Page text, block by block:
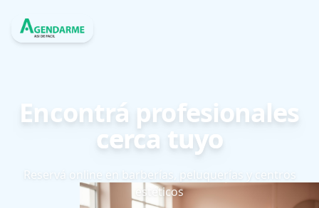
Encontrá profesionales
cerca tuyo
Reservá online en barberías, peluquerías y centros
estéticos